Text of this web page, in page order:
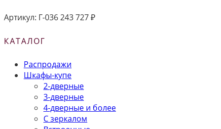
Артикул: Г-036243 727₽
КАТАЛОГ
Распродажи
Шкафы-купе
2-дверные
3-дверные
4-дверные и более
С зеркалом